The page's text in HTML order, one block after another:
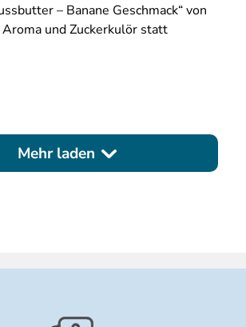
– Banane Geschmack“ von
und Zuckerkulör statt
Mehr laden